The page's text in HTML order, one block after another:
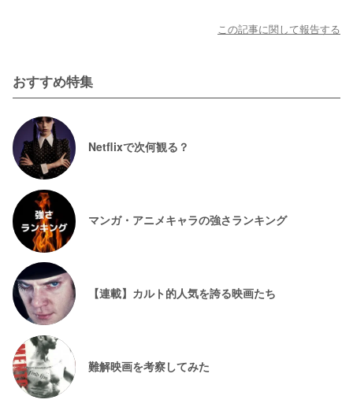
この記事に関して報告する
おすすめ特集
Netflixで次何観る？
マンガ・アニメキャラの強さランキング
【連載】カルト的人気を誇る映画たち
難解映画を考察してみた